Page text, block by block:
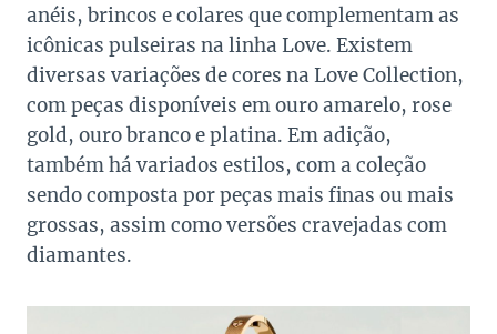
anéis, brincos e colares que complementam as
icônicas pulseiras na linha Love. Existem
diversas variações de cores na Love Collection,
com peças disponíveis em ouro amarelo, rose
gold, ouro branco e platina. Em adição,
também há variados estilos, com a coleção
sendo composta por peças mais finas ou mais
grossas, assim como versões cravejadas com
diamantes.